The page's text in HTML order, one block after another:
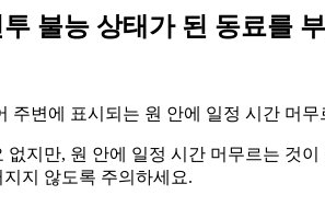
불능 상태가 된 동료를
주변에 표시되는 원 안에 일정 시간 머
없지만, 원 안에 일정 시간 머무르는 것이
지 않도록 주의하세요.